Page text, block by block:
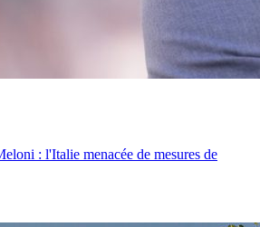
: l'Italie menacée de mesures de